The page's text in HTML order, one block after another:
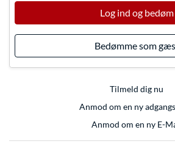
Log ind og bedøm
Bedømme som
Tilmeld dig nu
Anmod om en ny
Anmod om en ny E-